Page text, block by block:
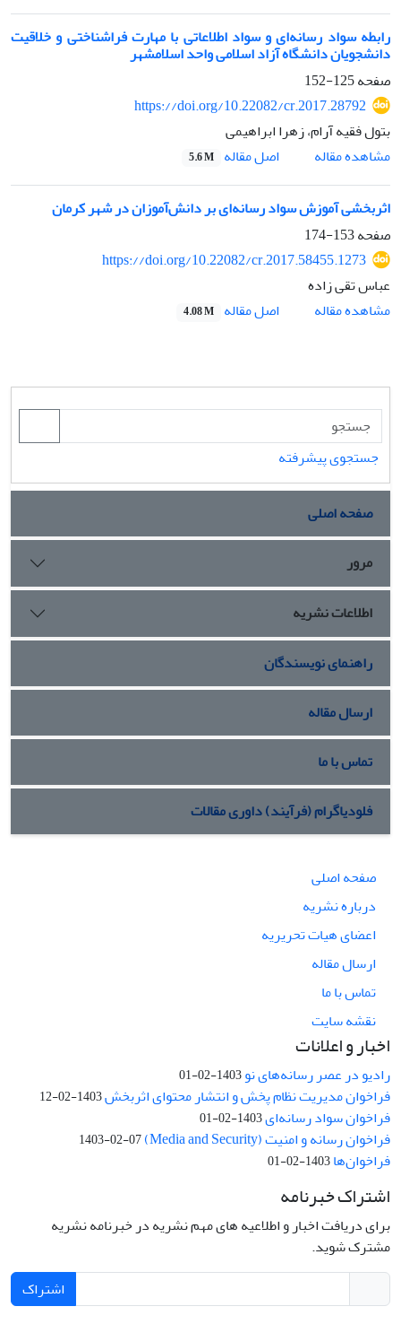
رابطه سواد رسانه‌ای و سواد اطلاعاتی با مهارت فراشناختی و خلاقیت
دانشجویان دانشگاه آزاد اسلامی واحد اسلامشهر
صفحه125-152
https://doi.org/10.22082/cr.2017.28792
بتول فقیه آرام، زهرا ابراهیمی
مشاهده مقاله
اصل مقاله 5.6 M
اثربخشی آموزش سواد رسانه‌ای بر دانش‌آموزان در شهر کرمان
صفحه153-174
https://doi.org/10.22082/cr.2017.58455.1273
عباس تقی زاده
مشاهده مقاله
اصل مقاله 4.08 M
جستجوی پیشرفته
صفحه اصلی
مرور
اطلاعات نشریه
راهنمای نویسندگان
ارسال مقاله
تماس با ما
فلودیاگرام (فرآیند) داوری مقالات
صفحه اصلی
درباره نشریه
اعضای هیات تحریریه
ارسال مقاله
تماس با ما
نقشه سایت
اخبار و اعلانات
رادیو در عصر رسانه‌های نو1403-02-01
فراخوان مدیریت نظام پخش و انتشار محتوای اثربخش1403-02-12
فراخوان سواد رسانه‌ای1403-02-01
فراخوان رسانه و امنیت (Media and Security) 1403-02-07
فراخوان‌ها1403-02-01
اشتراک خبرنامه
برای دریافت اخبار و اطلاعیه های مهم نشریه در خبرنامه نشریه
مشترک شوید.
اشتراک